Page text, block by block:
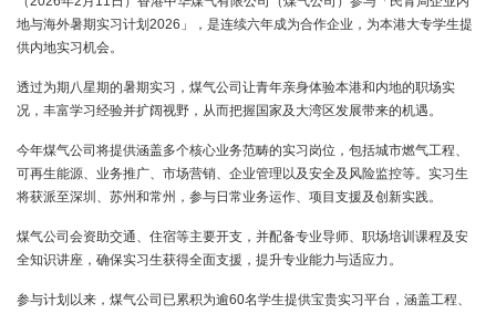
地与海外暑期实习计划2026」，是连续六年成为合作企业，为本港大专学生提
供内地实习机会。
透过为期八星期的暑期实习，煤气公司让青年亲身体验本港和内地的职场实
况，丰富学习经验并扩阔视野，从而把握国家及大湾区发展带来的机遇。
今年煤气公司将提供涵盖多个核心业务范畴的实习岗位，包括城市燃气工程、
可再生能源、业务推广、市场营销、企业管理以及安全及风险监控等。实习生
将获派至深圳、苏州和常州，参与日常业务运作、项目支援及创新实践。
煤气公司会资助交通、住宿等主要开支，并配备专业导师、职场培训课程及安
全知识讲座，确保实习生获得全面支援，提升专业能力与适应力。
参与计划以来，煤气公司已累积为逾60名学生提供宝贵实习平台，涵盖工程、